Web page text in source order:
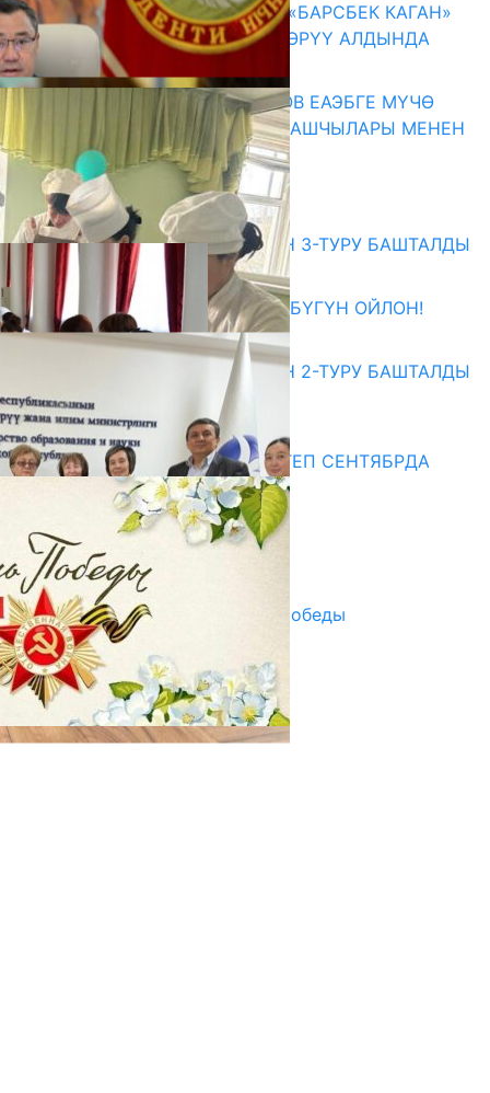
КЫРГЫЗ ТАРЫХЫ ТАСМАДА: «БАРСБЕК КАГАН»
КӨРКӨМ ТАСМАСЫ ЖАРЫК КӨРҮҮ АЛДЫНДА
07.08.2026
ПРЕЗИДЕНТ САДЫР ЖАПАРОВ ЕАЭБГЕ МҮЧӨ
МАМЛЕКЕТТЕРДИН ӨКМӨТ БАШЧЫЛАРЫ МЕНЕН
ЖОЛУГУШТУ
07.08.2026
Абитуриент
ЖОЖДОРГО КАБЫЛ АЛУУНУН 3-ТУРУ БАШТАЛДЫ
27.07.2026
ӨЗҮҢДҮН КЕЛЕЧЕГИҢ ҮЧҮН БҮГҮН ОЙЛОН!
20.07.2026
ЖОЖДОРГО КАБЫЛ АЛУУНУН 2-ТУРУ БАШТАЛДЫ
20.07.2026
Медиа
СУЗАКТА 750 ОРУНДУУ МЕКТЕП СЕНТЯБРДА
ПАЙДАЛАНУУГА БЕРИЛЕТ
07.08.2025
Улуу Жеңиштин жандуу сөзү
29.04.2025
Награды в преддверии Дня Победы
29.04.2025